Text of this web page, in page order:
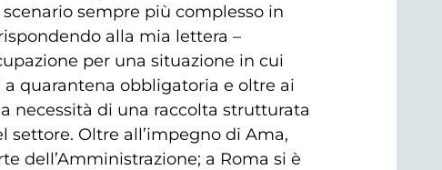
sempre più complesso in
alla mia lettera –
per una situazione in cui
quarantena obbligatoria e oltre ai
necessità di una raccolta strutturata
settore. Oltre all’impegno di Ama,
dell’Amministrazione; a Roma si è